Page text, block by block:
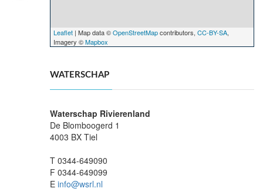
Leaflet | Map data ©OpenStreetMapcontributors, CC-BY-SA,
Imagery ©Mapbox
WATERSCHAP
Waterschap Rivierenland
De Blomboogerd 1
4003 BX Tiel
T 0344-649090
F 0344-649099
E info@wsrl.nl